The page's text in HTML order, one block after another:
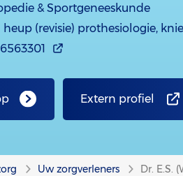
& Sportgeneeskunde
heup (revisie) prothesiologie,
Extern profiel
Uw zorgverleners Dr. E.S.